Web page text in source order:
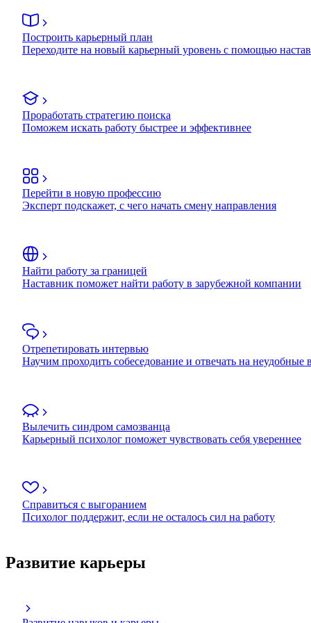
Построить карьерный план
Переходите на новый карьерный уровень с помощью
Проработать стратегию поиска
Поможем искать работу быстрее и эффективнее
Перейти в новую профессию
Эксперт подскажет, с чего начать смену направления
Найти работу за границей
Наставник поможет найти работу в зарубежной компании
Отрепетировать интервью
Научим проходить собеседование и отвечать на неудобные
Вылечить синдром самозванца
Карьерный психолог поможет чувствовать себя увереннее
Справиться с выгоранием
Психолог поддержит, если не осталось сил на работу
Развитие карьеры